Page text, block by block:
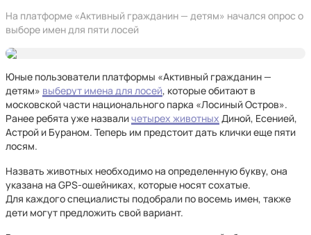
На платформе «Активный гражданин — детям» начался опрос о
выборе имен для пяти лосей
Юные пользователи платформы «Активный гражданин —
детям» выберут имена для лосей, которые обитают в
московской части национального парка «Лосиный Остров».
Ранее ребята уже назваличетырех животных Диной, Есенией,
Астрой и Бураном. Теперь им предстоит дать клички еще пяти
лосям.
Назвать животных необходимо на определенную букву, она
указана на GPS-ошейниках, которые носят сохатые.
Для каждого специалисты подобрали по восемь имен, также
дети могут предложить свой вариант.